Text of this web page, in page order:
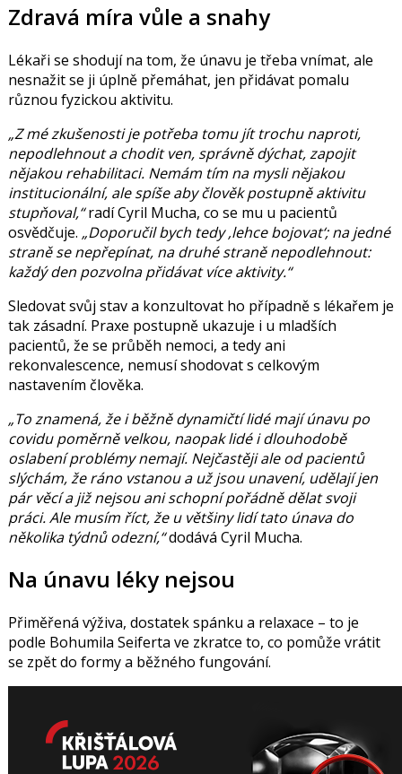
Zdravá míra vůle a snahy
Lékaři se shodují na tom, že únavu je třeba vnímat, ale
nesnažit se ji úplně přemáhat, jen přidávat pomalu
různou fyzickou aktivitu.
„Z mé zkušenosti je potřeba tomu jít trochu naproti,
nepodlehnout a chodit ven, správně dýchat, zapojit
nějakou rehabilitaci. Nemám tím na mysli nějakou
institucionální, ale spíše aby člověk postupně aktivitu
stupňoval,“radí Cyril Mucha, co se mu u pacientů
osvědčuje. „Doporučil bych tedy ‚lehce bojovat‘; na jedné
straně se nepřepínat, na druhé straně nepodlehnout:
každý den pozvolna přidávat více aktivity.“
Sledovat svůj stav a konzultovat ho případně s lékařem je
tak zásadní. Praxe postupně ukazuje i u mladších
pacientů, že se průběh nemoci, a tedy ani
rekonvalescence, nemusí shodovat s celkovým
nastavením člověka.
„To znamená, že i běžně dynamičtí lidé mají únavu po
covidu poměrně velkou, naopak lidé i dlouhodobě
oslabení problémy nemají. Nejčastěji ale od pacientů
slýchám, že ráno vstanou a už jsou unavení, udělají jen
pár věcí a již nejsou ani schopní pořádně dělat svoji
práci. Ale musím říct, že u většiny lidí tato únava do
několika týdnů odezní,“dodává Cyril Mucha.
Na únavu léky nejsou
Přiměřená výživa, dostatek spánku a relaxace – to je
podle Bohumila Seiferta ve zkratce to, co pomůže vrátit
se zpět do formy a běžného fungování.